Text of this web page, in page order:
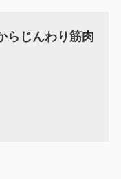
らじんわり筋肉